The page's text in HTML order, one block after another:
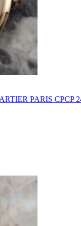
PARIS CPCP